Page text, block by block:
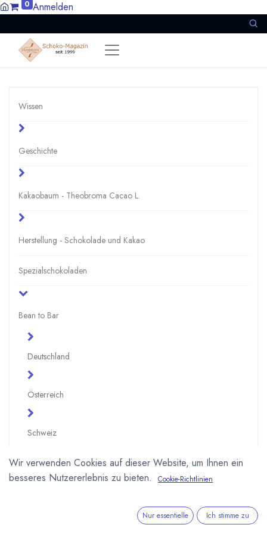
0 Anmelden
Wissen
Geschichte
Kakaobaum - Theobroma Cacao L.
Herstellung - Schokolade und Kakao
Spezialschokoladen
Bean to Bar
Deutschland
Österreich
Schweiz
Weltweit
Wir verwenden Cookies auf dieser Website, um Ihnen ein
besseres Nutzererlebnis zu bieten.
Cookie-Richtlinien
Nur essentielle Ich stimme zu